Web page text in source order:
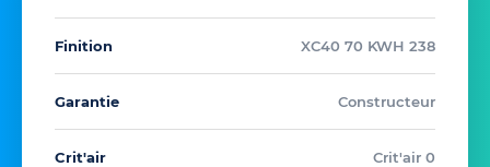
Finition XC40 70 KWH 238
Garantie Constructeur
Crit'air Crit'air 0